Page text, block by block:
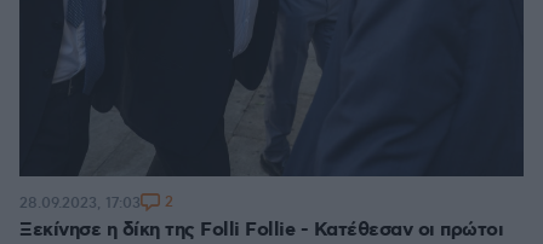
Ξεκίνησε η δίκη της Folli Follie - Κατέθεσαν οι πρώτοι
28.09.2023, 17:03 2